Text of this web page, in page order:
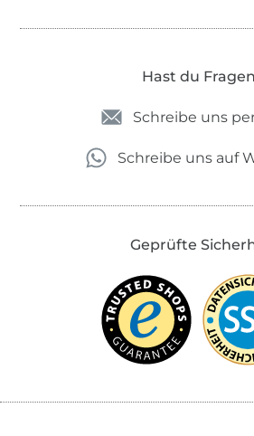
Hast du
Schreibe uns
Schreibe uns auf
Geprüfte